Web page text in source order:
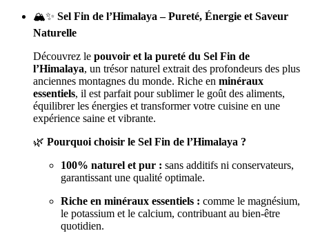
🏔️✨ Sel Fin de l’Himalaya – Pureté, Énergie et Saveur
Naturelle
Découvrez le pouvoir et la pureté du Sel Fin de
l’Himalaya, un trésor naturel extrait des profondeurs des plus
anciennes montagnes du monde. Riche en minéraux
essentiels, il est parfait pour sublimer le goût des aliments,
équilibrer les énergies et transformer votre cuisine en une
expérience saine et vibrante.
🌿 Pourquoi choisir le Sel Fin de l’Himalaya ?
100% naturel et pur : sans additifs ni conservateurs,
garantissant une qualité optimale.
Riche en minéraux essentiels : comme le magnésium,
le potassium et le calcium, contribuant au bien-être
quotidien.